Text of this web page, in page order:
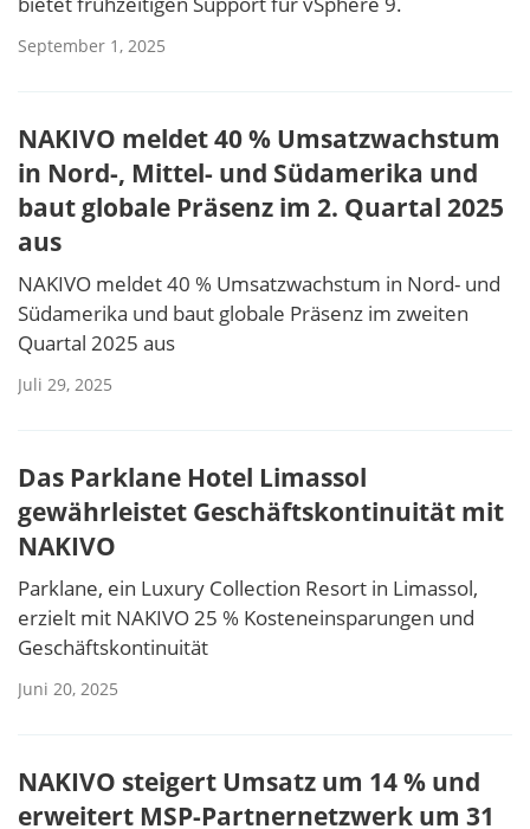
September 1, 2025
NAKIVO meldet 40 % Umsatzwachstum
in Nord-, Mittel- und Südamerika und
baut globale Präsenz im 2. Quartal 2025
aus
NAKIVO meldet 40 % Umsatzwachstum in Nord- und
Südamerika und baut globale Präsenz im zweiten
Quartal 2025 aus
Juli 29, 2025
Das Parklane Hotel Limassol
gewährleistet Geschäftskontinuität mit
NAKIVO
Parklane, ein Luxury Collection Resort in Limassol,
erzielt mit NAKIVO 25 % Kosteneinsparungen und
Geschäftskontinuität
Juni 20, 2025
NAKIVO steigert Umsatz um 14 % und
erweitert MSP-Partnernetzwerk um 31